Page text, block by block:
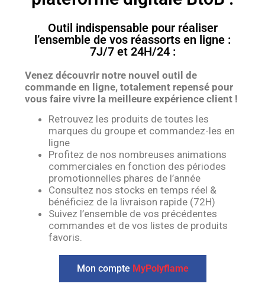
Outil indispensable pour réaliser
l’ensemble de vos réassorts en ligne :
7J/7 et 24H/24 :
Venez découvrir notre nouvel outil de
commande en ligne, totalement repensé pour
vous faire vivre la meilleure expérience client !
Retrouvez les produits de toutes les
marques du groupe et commandez-les en
ligne
Profitez de nos nombreuses animations
commerciales en fonction des périodes
promotionnelles phares de l’année
Consultez nos stocks en temps réel &
bénéficiez de la livraison rapide (72H)
Suivez l’ensemble de vos précédentes
commandes et de vos listes de produits
favoris.
Mon compte MyPolyflame